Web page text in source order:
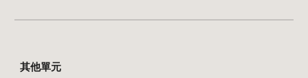
其他單元